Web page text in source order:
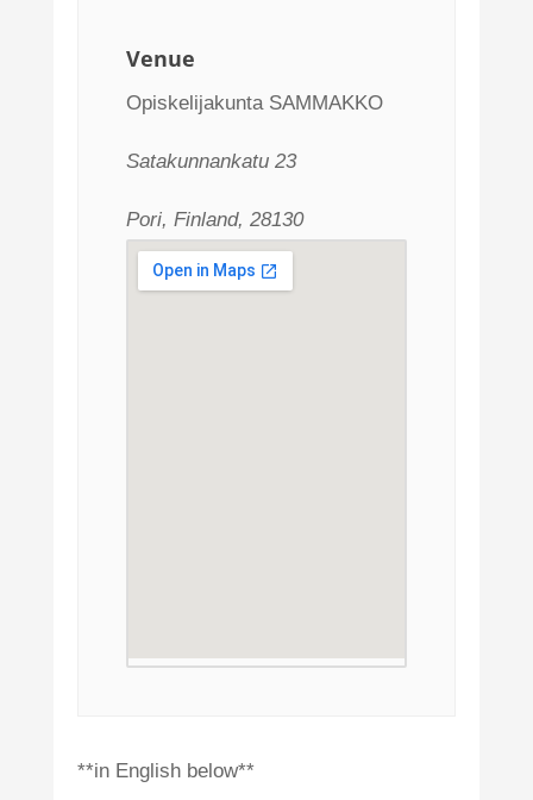
Venue
Opiskelijakunta SAMMAKKO
Satakunnankatu 23
Pori, Finland, 28130
**in English below**